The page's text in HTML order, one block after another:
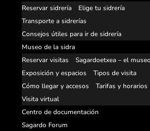
Reservar sidrería
Elige tu sidrería
Transporte a sidrerías
Consejos útiles para ir de sidrería
Museo de la sidra
Reservar visitas
Sagardoetxea – el museo
Exposición y espacios
Tipos de visita
Cómo llegar y accesos
Tarifas y horarios
Visita virtual
Centro de documentación
Sagardo Forum